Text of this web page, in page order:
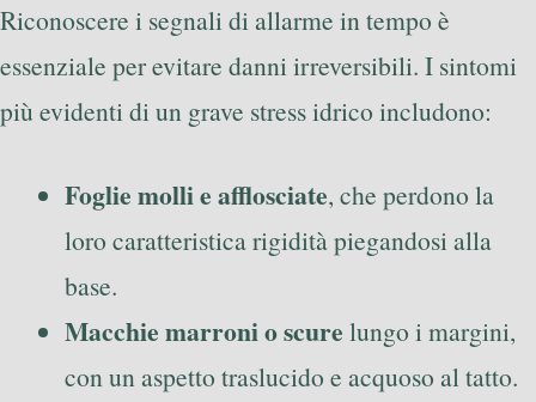
Riconoscere i segnali di allarme in tempo è
essenziale per evitare danni irreversibili. I sintomi
più evidenti di un grave stress idrico includono:
Foglie molli e afflosciate, che perdono la
loro caratteristica rigidità piegandosi alla
base.
Macchie marroni o scure lungo i margini,
con un aspetto traslucido e acquoso al tatto.